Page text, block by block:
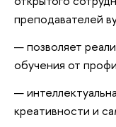
преподавателей
позволяет
обучения от
креативности и